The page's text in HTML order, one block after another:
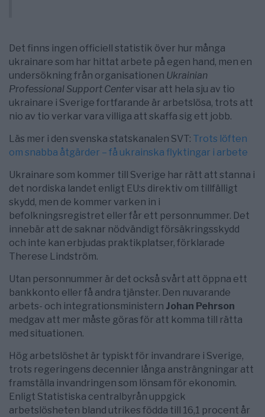
Det finns ingen officiell statistik över hur många
ukrainare som har hittat arbete på egen hand, men en
undersökning från organisationen Ukrainian
Professional Support Center visar att hela sju av tio
ukrainare i Sverige fortfarande är arbetslösa, trots att
nio av tio verkar vara villiga att skaffa sig ett jobb.
Läs mer i den svenska statskanalen SVT: Trots löften
om snabba åtgärder – få ukrainska flyktingar i arbete
Ukrainare som kommer till Sverige har rätt att stanna i
det nordiska landet enligt EU:s direktiv om tillfälligt
skydd, men de kommer varken in i
befolkningsregistret eller får ett personnummer. Det
innebär att de saknar nödvändigt försäkringsskydd
och inte kan erbjudas praktikplatser, förklarade
Therese Lindström.
Utan personnummer är det också svårt att öppna ett
bankkonto eller få andra tjänster. Den nuvarande
arbets- och integrationsministern Johan Pehrson
medgav att mer måste göras för att komma till rätta
med situationen.
Hög arbetslöshet är typiskt för invandrare i Sverige,
trots regeringens decennier långa ansträngningar att
framställa invandringen som lönsam för ekonomin.
Enligt Statistiska centralbyrån uppgick
arbetslösheten bland utrikes födda till 16,1 procent år